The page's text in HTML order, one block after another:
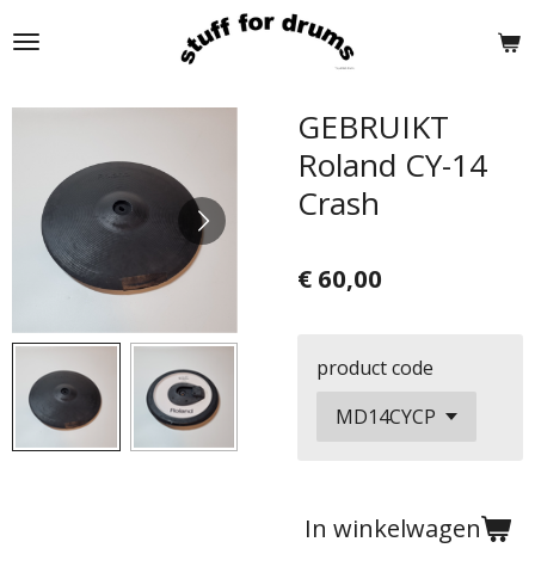
direct
de
GEBRUIKT
Roland CY-14
Crash
€ 60,00
product code
In winkelwagen